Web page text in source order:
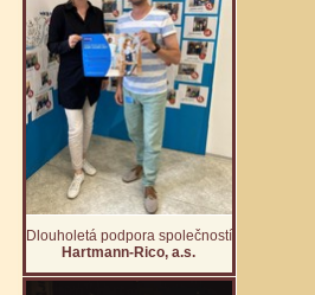
Dlouholetá podpora společností
Hartmann-Rico, a.s.